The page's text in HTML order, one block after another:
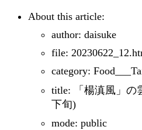
About this article:
author: daisuke
file:
category:
title: 「楊滇風」の
下旬)
mode: public